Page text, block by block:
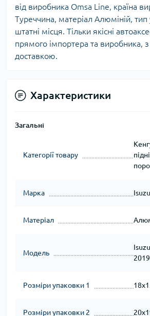
від виробника Omsa Line, країна
Туреччина, матеріал Алюміній, тип
штатні місця. Тільки якісні
прямого імпортера та виробника, з
доставкою.
Характеристики
Загальні
Категорії товару
Марка Isuzu
Матеріал
Модель
Розміри упаковки 1
Розміри упаковки 2